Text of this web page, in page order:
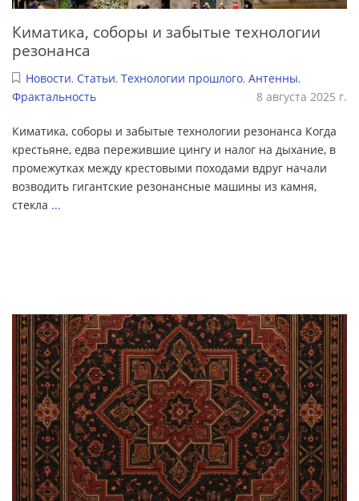
Киматика, соборы и забытые технологии
резонанса
Новости, Статьи, Технологии прошлого, Антенны,
Фрактальность
8 августа 2025 г.
Киматика, соборы и забытые технологии резонанса Когда
крестьяне, едва пережившие цингу и налог на дыхание, в
промежутках между крестовыми походами вдруг начали
возводить гигантские резонансные машины из камня,
стекла ...